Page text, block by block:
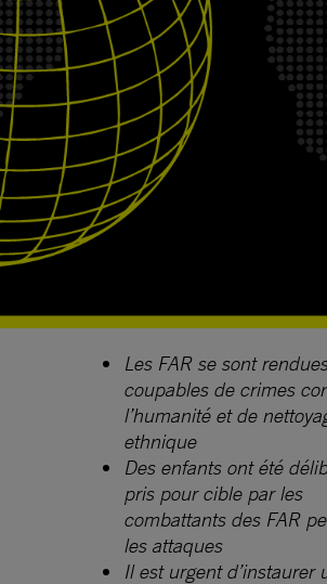
Les FAR se sont rendues
coupables de crimes
l’humanité et de
ethnique
Des enfants ont été
pris pour cible par les
combattants des FAR
les attaques
Il est urgent d’instaurer